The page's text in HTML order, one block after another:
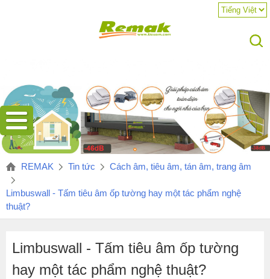
REMAK Tin tức Cách âm, tiêu âm, tán âm, trang âm
Limbuswall - Tấm tiêu âm ốp tường hay một tác phẩm nghệ
thuật?
Limbuswall - Tấm tiêu âm ốp tường
hay một tác phẩm nghệ thuật?
Hotline: